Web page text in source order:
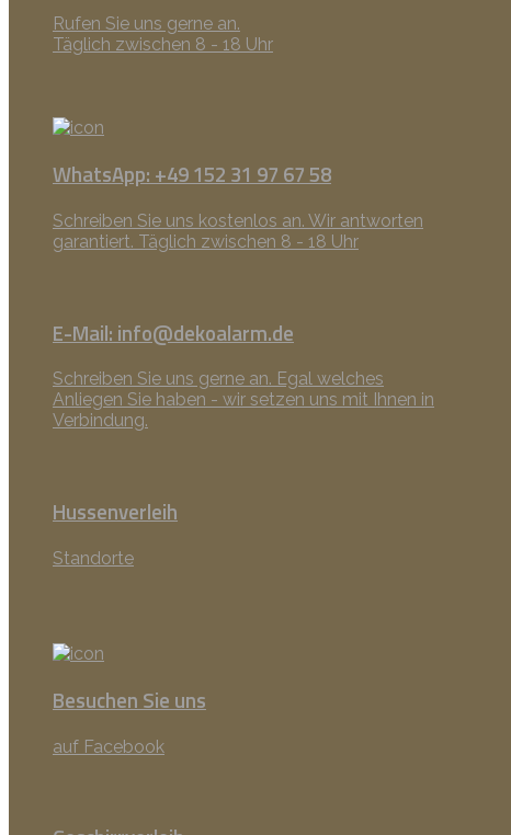
Rufen Sie uns gerne an.
Täglich zwischen 8 - 18 Uhr
WhatsApp: +49 152 31 97 67 58
Schreiben Sie uns kostenlos an. Wir antworten
garantiert. Täglich zwischen 8 - 18 Uhr
E-Mail: info@dekoalarm.de
Schreiben Sie uns gerne an. Egal welches
Anliegen Sie haben - wir setzen uns mit Ihnen in
Verbindung.
Hussenverleih
Standorte
Besuchen Sie uns
auf Facebook